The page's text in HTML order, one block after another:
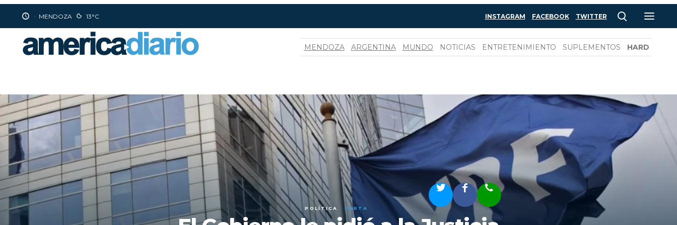
· MENDOZA 13°C INSTAGRAM FACEBOOK TWITTER
MENDOZA ARGENTINA MUNDO NOTICIAS ENTRETENIMIENTO SUPLEMENTOS HARD
POLÍTICA CARTA